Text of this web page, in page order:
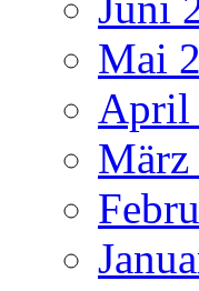
Mai
April
März